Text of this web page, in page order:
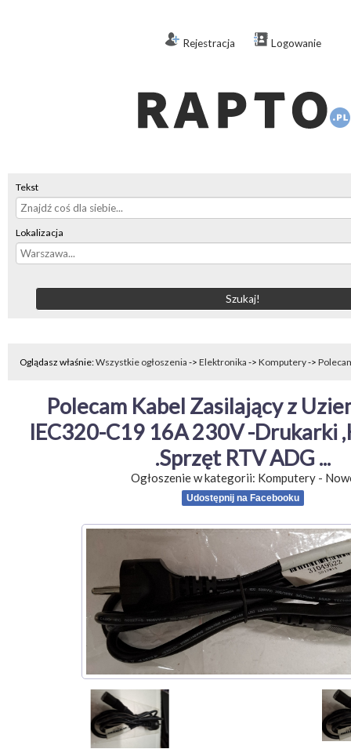
Rejestracja Logowanie
Tekst
Lokalizacja
Oglądasz właśnie:Wszystkie ogłoszenia -> Elektronika -> Komputery->
Polecam Kabel Zasilający z
IEC320-C19 16A 230V -Drukarki
.Sprzęt RTV ADG ...
Ogłoszenie w kategorii: Komputery-
Udostępnij na Facebooku